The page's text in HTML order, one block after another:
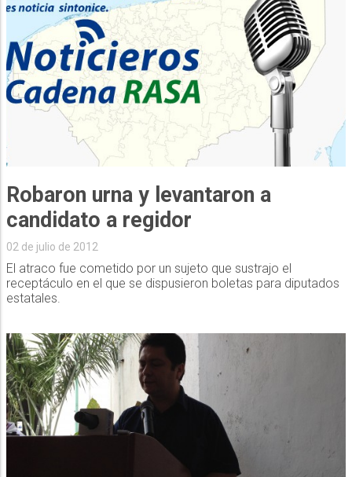
Robaron urna y levantaron a
candidato a regidor
02 de julio de 2012
El atraco fue cometido por un sujeto que sustrajo el
receptáculo en el que se dispusieron boletas para diputados
estatales.